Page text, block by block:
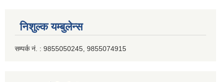
निशुल्क यम्बुलेन्स
सम्पर्क नं. : 9855050245, 9855074915